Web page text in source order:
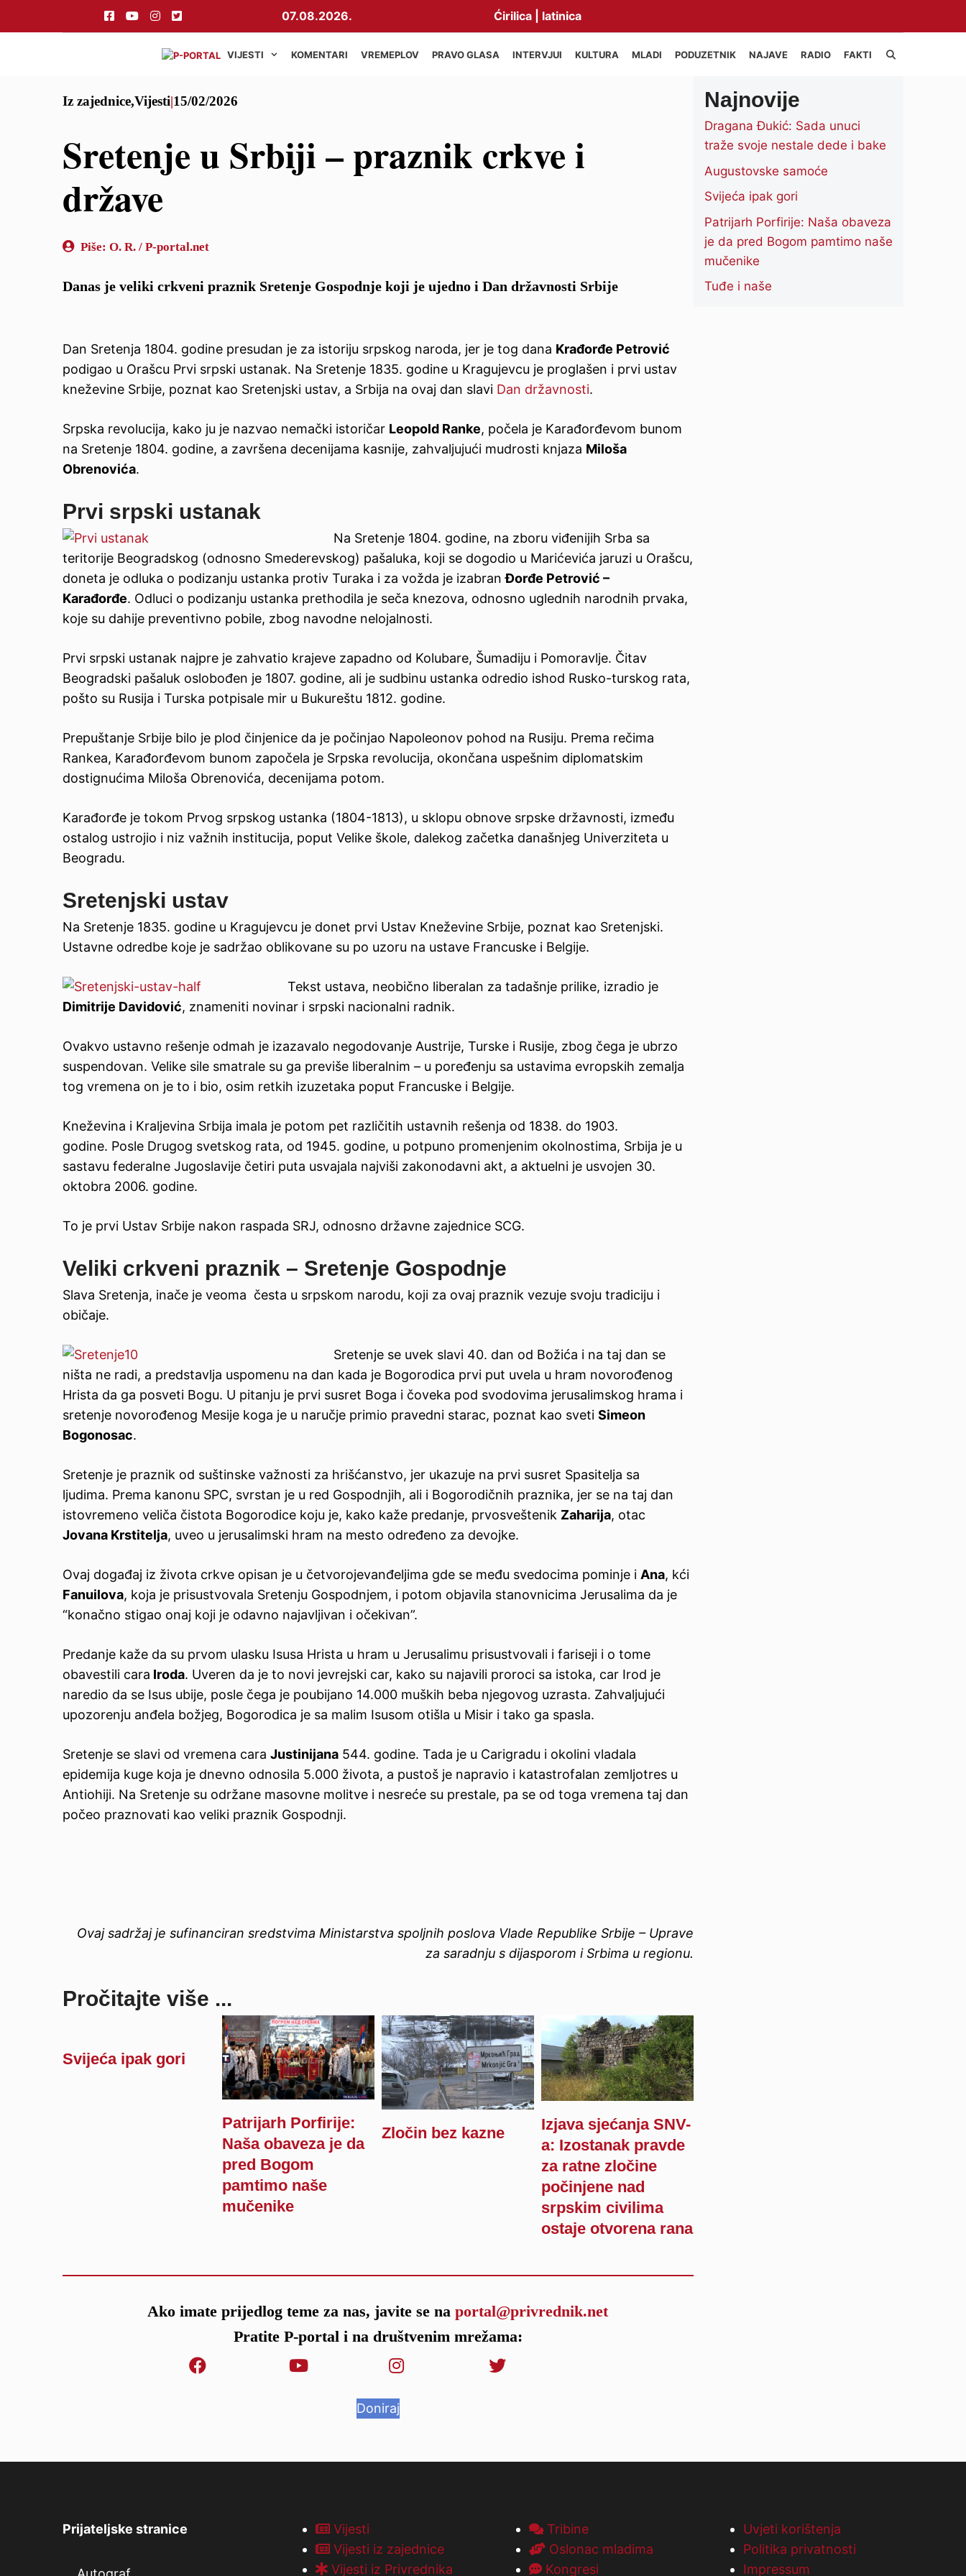
na
07.08.2026. Ćirilica latinica
VIJESTI KOMENTARI VREMEPLOV PRAVO GLASA INTERVJUI KULTURA MLADI PODUZETNIK NAJAVE RADIO FAKTI
Iz zajednice,Vijesti|15/02/2026
Sretenje u Srbiji – praznik crkve i
države
Piše: O. R. / P-portal.net
Danas je veliki crkveni praznik Sretenje Gospodnje koji je ujedno i Dan državnosti Srbije
Dan Sretenja 1804. godine presudan je za istoriju srpskog naroda, jer je tog dana Krađorđe Petrović
podigao u Orašcu Prvi srpski ustanak. Na Sretenje 1835. godine u Kragujevcu je proglašen i prvi ustav
kneževine Srbije, poznat kao Sretenjski ustav, a Srbija na ovaj dan slavi Dan državnosti.
Srpska revolucija, kako ju je nazvao nemački istoričar Leopold Ranke, počela je Karađorđevom bunom
na Sretenje 1804. godine, a završena decenijama kasnije, zahvaljujući mudrosti knjaza Miloša
Obrenovića.
Prvi srpski ustanak
Na Sretenje 1804. godine, na zboru viđenijih Srba sa
teritorije Beogradskog (odnosno Smederevskog) pašaluka, koji se dogodio u Marićevića jaruzi u Orašcu,
doneta je odluka o podizanju ustanka protiv Turaka i za vožda je izabranĐorđe Petrović –
Karađorđe. Odluci o podizanju ustanka prethodila je seča knezova, odnosno uglednih narodnih prvaka,
koje su dahije preventivno pobile, zbog navodne nelojalnosti.
Prvi srpski ustanak najpre je zahvatio krajeve zapadno od Kolubare, Šumadiju i Pomoravlje. Čitav
Beogradski pašaluk oslobođen je 1807. godine, ali je sudbinu ustanka odredio ishod Rusko-turskog rata,
pošto su Rusija i Turska potpisale mir u Bukureštu 1812. godine.
Prepuštanje Srbije bilo je plod činjenice da je počinjao Napoleonov pohod na Rusiju. Prema rečima
Rankea, Karađorđevom bunom započela je Srpska revolucija, okončana uspešnim diplomatskim
dostignućima Miloša Obrenovića, decenijama potom.
Karađorđe je tokom Prvog srpskog ustanka (1804-1813), u sklopu obnove srpske državnosti, između
ostalog ustrojio i niz važnih institucija, poput Velike škole, dalekog začetka današnjeg Univerziteta u
Beogradu.
Sretenjski ustav
Na Sretenje 1835. godine u Kragujevcu je donet prvi Ustav Kneževine Srbije, poznat kao Sretenjski.
Ustavne odredbe koje je sadržao oblikovane su po uzoru na ustave Francuske i Belgije.
Tekst ustava, neobično liberalan za tadašnje prilike, izradio je
Dimitrije Davidović, znameniti novinar i srpski nacionalni radnik.
Ovakvo ustavno rešenje odmah je izazavalo negodovanje Austrije, Turske i Rusije, zbog čega je ubrzo
suspendovan. Velike sile smatrale su ga previše liberalnim – u poređenju sa ustavima evropskih zemalja
tog vremena on je to i bio, osim retkih izuzetaka poput Francuske i Belgije.
Kneževina i Kraljevina Srbija imala je potom pet različitih ustavnih rešenja od 1838. do 1903.
godine. Posle Drugog svetskog rata, od 1945. godine, u potpuno promenjenim okolnostima, Srbija je u
sastavu federalne Jugoslavije četiri puta usvajala najviši zakonodavni akt, a aktuelni je usvojen 30.
oktobra 2006. godine.
To je prvi Ustav Srbije nakon raspada SRJ, odnosno državne zajednice SCG.
Veliki crkveni praznik – Sretenje Gospodnje
Slava Sretenja, inače je veoma česta u srpskom narodu, koji za ovaj praznik vezuje svoju tradiciju i
običaje.
Sretenje se uvek slavi 40. dan od Božića i na taj dan se
ništa ne radi, a predstavlja uspomenu na dan kada je Bogorodica prvi put uvela u hram novorođenog
Hrista da ga posveti Bogu. U pitanju je prvi susret Boga i čoveka pod svodovima jerusalimskog hrama i
sretenje novorođenog Mesije koga je u naručje primio pravedni starac, poznat kao sveti Simeon
Bogonosac.
Sretenje je praznik od suštinske važnosti za hrišćanstvo, jer ukazuje na prvi susret Spasitelja sa
ljudima. Prema kanonu SPC, svrstan je u red Gospodnjih, ali i Bogorodičnih praznika, jer se na taj dan
istovremeno veliča čistota Bogorodice koju je, kako kaže predanje, prvosveštenik Zaharija, otac
Jovana Krstitelja, uveo u jerusalimski hram na mesto određeno za devojke.
Ovaj događaj iz života crkve opisan je u četvorojevanđeljima gde se među svedocima pominje i Ana, kći
Fanuilova, koja je prisustvovala Sretenju Gospodnjem, i potom objavila stanovnicima Jerusalima da je
“konačno stigao onaj koji je odavno najavljivan i očekivan”.
Predanje kaže da su prvom ulasku Isusa Hrista u hram u Jerusalimu prisustvovali i fariseji i o tome
obavestili cara Iroda. Uveren da je to novi jevrejski car, kako su najavili proroci sa istoka, car Irod je
naredio da se Isus ubije, posle čega je poubijano 14.000 muških beba njegovog uzrasta. Zahvaljujući
upozorenju anđela božjeg, Bogorodica je sa malim Isusom otišla u Misir i tako ga spasla.
Sretenje se slavi od vremena cara Justinijana 544. godine. Tada je u Carigradu i okolini vladala
epidemija kuge koja je dnevno odnosila 5.000 života, a pustoš je napravio i katastrofalan zemljotres u
Antiohiji. Na Sretenje su održane masovne molitve i nesreće su prestale, pa se od toga vremena taj dan
počeo praznovati kao veliki praznik Gospodnji.
Ovaj sadržaj je sufinanciran sredstvima Ministarstva spoljnih poslova Vlade Republike Srbije – Uprave
za saradnju s dijasporom i Srbima u regionu.
Pročitajte više ...
Svijeća ipak gori
Patrijarh Porfirije:
Naša obaveza je da
pred Bogom
pamtimo naše
mučenike
Zločin bez kazne
Izjava sjećanja SNV-
a: Izostanak pravde
za ratne zločine
počinjene nad
srpskim civilima
ostaje otvorena rana
Ako imate prijedlog teme za nas, javite se naportal@privrednik.net
Pratite P-portal i na društvenim mrežama:
Doniraj
Najnovije
Dragana Đukić: Sada unuci
traže svoje nestale dede i bake
Augustovske samoće
Svijeća ipak gori
Patrijarh Porfirije: Naša obaveza
je da pred Bogom pamtimo naše
mučenike
Tuđe i naše
Prijateljske stranice
Vijesti
Vijesti iz zajednice
Vijesti iz Privrednika
Tribine
Oslonac mladima
Kongresi
Uvjeti korištenja
Politika privatnosti
Impressum